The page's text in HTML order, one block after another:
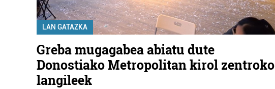
LAN GATAZKA
Greba mugagabea abiatu dute
Donostiako Metropolitan kirol zentroko
langileek